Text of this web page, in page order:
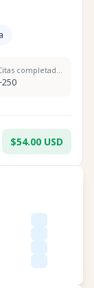
Citas completadas
250
$54.00 USD